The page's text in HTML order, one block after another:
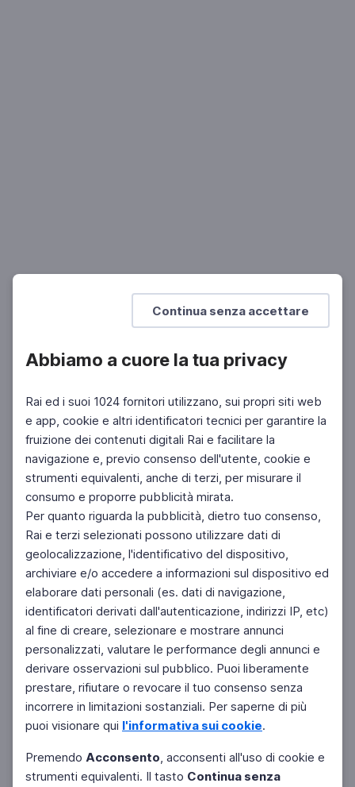
Continua senza accettare
Abbiamo a cuore la tua privacy
Rai ed i suoi 1024 fornitori utilizzano, sui propri siti web
e app, cookie e altri identificatori tecnici per garantire la
fruizione dei contenuti digitali Rai e facilitare la
navigazione e, previo consenso dell'utente, cookie e
strumenti equivalenti, anche di terzi, per misurare il
consumo e proporre pubblicità mirata.
Per quanto riguarda la pubblicità, dietro tuo consenso,
Rai e terzi selezionati possono utilizzare dati di
geolocalizzazione, l'identificativo del dispositivo,
archiviare e/o accedere a informazioni sul dispositivo ed
elaborare dati personali (es. dati di navigazione,
identificatori derivati dall'autenticazione, indirizzi IP, etc)
al fine di creare, selezionare e mostrare annunci
personalizzati, valutare le performance degli annunci e
derivare osservazioni sul pubblico. Puoi liberamente
prestare, rifiutare o revocare il tuo consenso senza
incorrere in limitazioni sostanziali. Per saperne di più
puoi visionare qui l'informativa sui cookie.
Premendo Acconsento, acconsenti all'uso di cookie e
strumenti equivalenti. Il tasto Continua senza
Facebook Instagram Twitter